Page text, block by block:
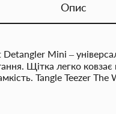
Опис
Detangler Mini –
Щітка легко
Tangle Teezer
волосся, надаючи їм
Особливості Tangle